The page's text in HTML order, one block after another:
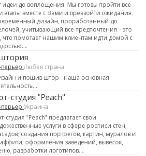
идеи до воплощения. Мы готовы пройти все
этапы вместе с Вами и превзойти ожидания.
дизайн, проработанный до
учитывающий все предпочтения – это
что помогает нашим клиентам идти домой с
Любая страна
и пошив штор - наша основная
cтудия "Peach"
Украина
студия "Peach" предлагает свои
услуги в сфере росписи стен,
создания портретов, картин, муралов и
оформления заведений, вывесок,
разработки логотипов....